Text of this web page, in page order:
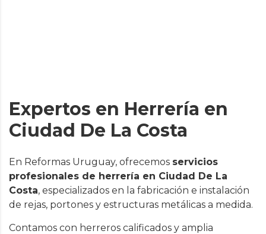
Expertos en Herrería en
Ciudad De La Costa
En Reformas Uruguay, ofrecemos servicios
profesionales de herrería en Ciudad De La
Costa, especializados en la fabricación e instalación
de rejas, portones y estructuras metálicas a medida.
Contamos con herreros calificados y amplia